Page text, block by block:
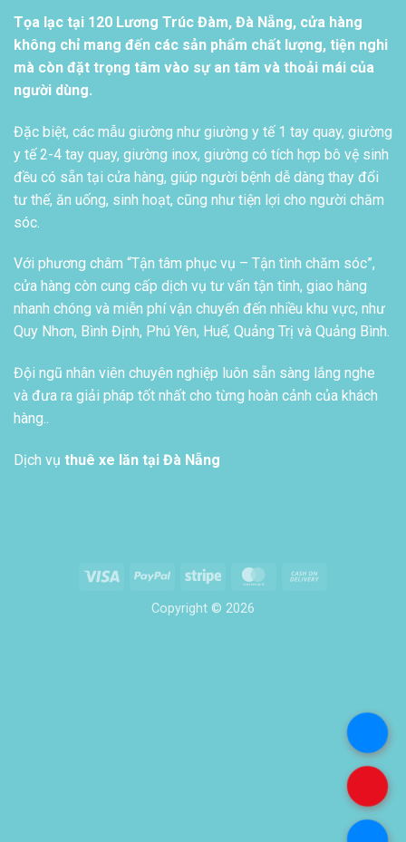
Tọa lạc tại 120 Lương Trúc Đàm, Đà Nẵng, cửa hàng
không chỉ mang đến các sản phẩm chất lượng, tiện nghi
mà còn đặt trọng tâm vào sự an tâm và thoải mái của
người dùng.
Đặc biệt, các mẫu giường như giường y tế 1 tay quay, giường
y tế 2-4 tay quay, giường inox, giường có tích hợp bô vệ sinh
đều có sẵn tại cửa hàng, giúp người bệnh dễ dàng thay đổi
tư thế, ăn uống, sinh hoạt, cũng như tiện lợi cho người chăm
sóc.
Với phương châm “Tận tâm phục vụ – Tận tình chăm sóc”,
cửa hàng còn cung cấp dịch vụ tư vấn tận tình, giao hàng
nhanh chóng và miễn phí vận chuyển đến nhiều khu vực, như
Quy Nhơn, Bình Định, Phú Yên, Huế, Quảng Trị và Quảng Bình.
Đội ngũ nhân viên chuyên nghiệp luôn sẵn sàng lắng nghe
và đưa ra giải pháp tốt nhất cho từng hoàn cảnh của khách
hàng..
Dịch vụ thuê xe lăn tại Đà Nẵng
Visa PayPal Stripe MasterCard
Copyright © 2026